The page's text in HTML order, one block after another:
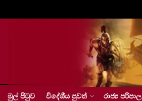
මුල් පිටුව විදේශීය පුවත් රාජ්‍ය